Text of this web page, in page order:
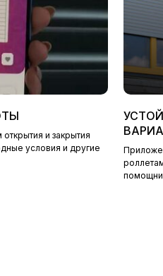
и закрытия
условия и другие